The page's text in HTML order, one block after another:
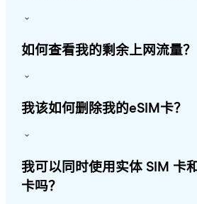
如何查看我的剩余上网流量？
我该如何删除我的eSIM卡？
我可以同时使用实体 SIM 卡
卡吗？